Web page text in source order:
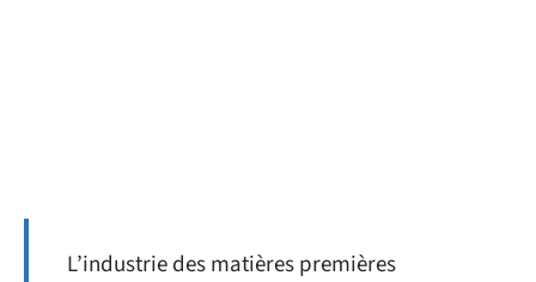
L’industrie des matières premières